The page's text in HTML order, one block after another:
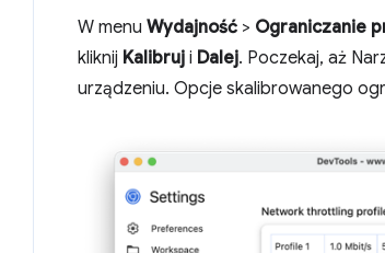
W menu Wydajność > Ograniczanie
kliknij Kalibruj i Dalej. Poczekaj, aż
urządzeniu. Opcje skalibrowanego